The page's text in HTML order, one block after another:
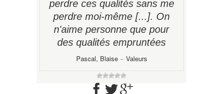
perdre ces qualités sans me
perdre moi-même [...]. On
n'aime personne que pour
des qualités empruntées
Pascal, Blaise− Valeurs